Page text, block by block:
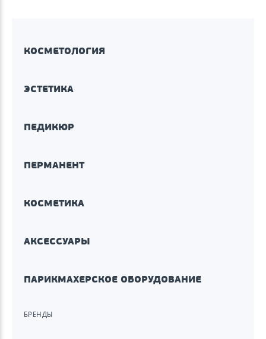
КОСМЕТОЛОГИЯ
ЭСТЕТИКА
ПЕДИКЮР
ПЕРМАНЕНТ
КОСМЕТИКА
АКСЕССУАРЫ
ПАРИКМАХЕРСКОЕ ОБОРУДОВАНИЕ
БРЕНДЫ